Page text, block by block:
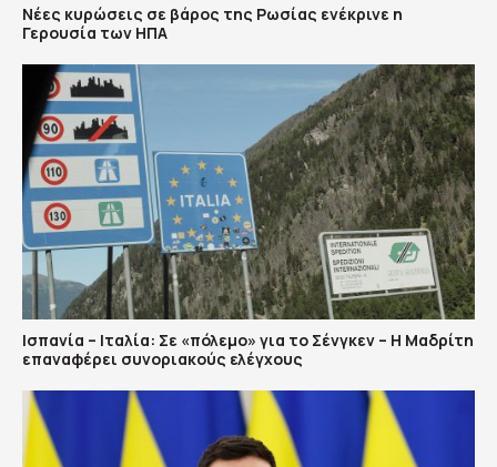
Νέες κυρώσεις σε βάρος της Ρωσίας ενέκρινε η
Γερουσία των ΗΠΑ
Ισπανία – Ιταλία: Σε «πόλεμο» για το Σένγκεν – Η Μαδρίτη
επαναφέρει συνοριακούς ελέγχους